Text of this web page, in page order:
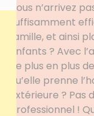
Vous n’arrivez
suffisamment
famille, et ainsi
enfants ? Avec
de plus en plus
qu’elle prenne
extérieure ?
professionnel !